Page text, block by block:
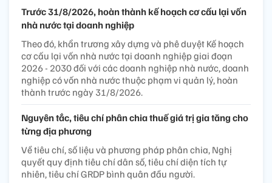
Trước 31/8/2026, hoàn thành kế hoạch cơ cấu lại vốn
nhà nước tại doanh nghiệp
Theo đó, khẩn trương xây dựng và phê duyệt Kế hoạch
cơ cấu lại vốn nhà nước tại doanh nghiệp giai đoạn
2026 - 2030 đối với các doanh nghiệp nhà nước, doanh
nghiệp có vốn nhà nước thuộc phạm vi quản lý, hoàn
thành trước ngày 31/8/2026.
Nguyên tắc, tiêu chí phân chia thuế giá trị gia tăng cho
từng địa phương
Về tiêu chí, số liệu và phương pháp phân chia, Nghị
quyết quy định tiêu chí dân số, tiêu chí diện tích tự
nhiên, tiêu chí GRDP bình quân đầu người.